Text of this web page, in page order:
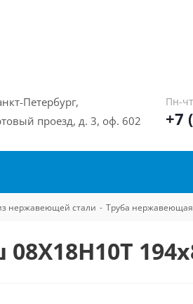
Петербург,
проезд, д. 3, оф. 602
Пн-
+7
нержавеющей стали - Труба